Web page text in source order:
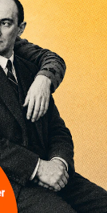
Von
sein.
jedes
Leistungen,
nehmen.
den